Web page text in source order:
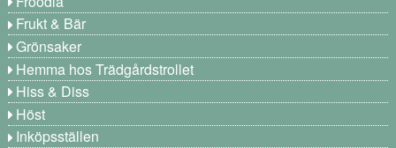
Frukt & Bär
Grönsaker
Hemma hos Trädgårdstrollet
Hiss & Diss
Höst
Inköpsställen